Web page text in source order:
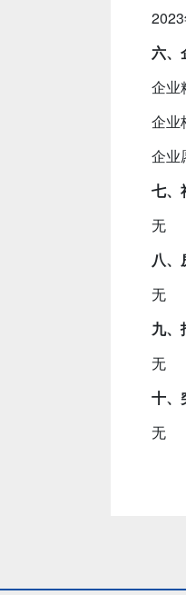
六、
企业
企业
企业
七、
无
八、
无
九、
无
十、
无